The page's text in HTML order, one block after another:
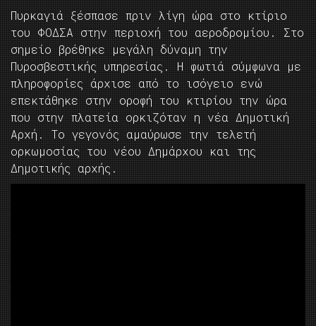
Πυρκαγιά ξέσπασε πριν λίγη ώρα στο κτίριο
του ΦΟΔΣΑ στην περιοχή του αεροδρομίου. Στο
σημείο βρέθηκε μεγάλη δύναμη την
Πυροσβεστικής υπηρεσίας. Η φωτιά σύμφωνα με
πληροφορίες άρχισε από το ισόγειο ενώ
επεκτάθηκε στην οροφή του κτιρίου την ώρα
που στην πλατεία ορκιζόταν η νέα Δημοτική
Αρχή. Το γεγονός αμαύρωσε την τελετή
ορκωμοσίας του νέου Δημάρχου και της
Δημοτικής αρχής.